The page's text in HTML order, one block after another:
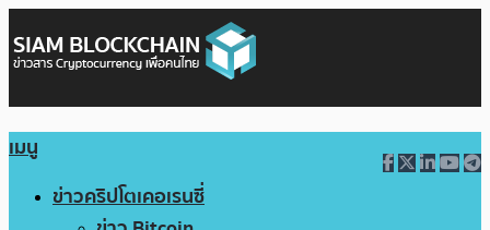
เมนู
ข่าวคริปโตเคอเรนซี่